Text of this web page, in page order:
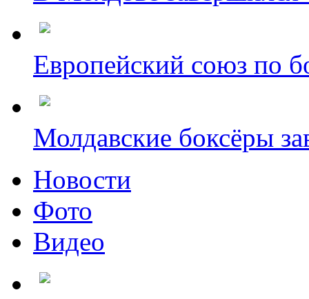
Европейский союз по
Молдавские боксёры
Новости
Фото
Видео